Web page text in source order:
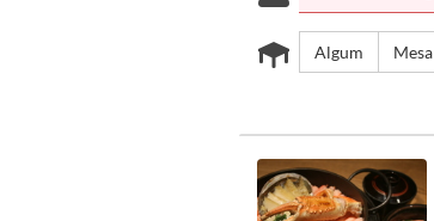
Algum Mesa